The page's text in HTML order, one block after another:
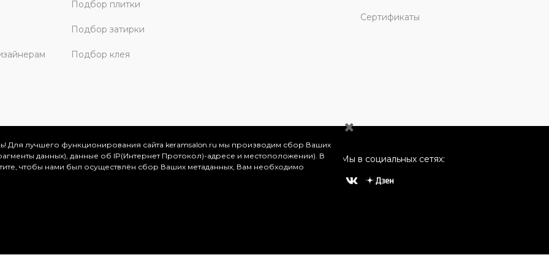
Подбор плитки
Подбор затирки
Подбор клея
Сертификаты
и Московской области, 2026
представлена на сайте в ознакомительных целях и ни
определяемой положениями Статьи 437 (2) Гражданского
Мы в социальных сетях:
Для лучшего функционирования сайта keramsalon.ru мы производим сбор Ваших
данных), данные об IP(Интернет Протокол)-адресе и местоположении). В
чтобы нами был осуществлён сбор Ваших метаданных, Вам необходимо